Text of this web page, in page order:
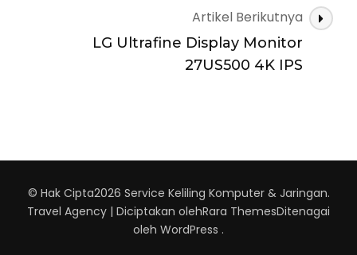
Artikel Berikutnya
LG Ultrafine Display Monitor
27US500 4K IPS
© Hak Cipta2026 Service Keliling Komputer & Jaringan.
Travel Agency | Diciptakan olehRara ThemesDitenagai
oleh WordPress .